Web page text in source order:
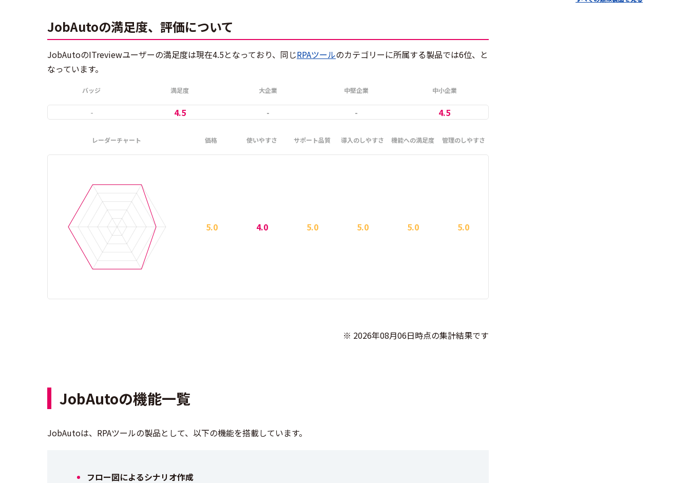
JobAutoの満足度、評価について
JobAutoのITreviewユーザーの満足度は現在4.5となっており、同じRPAツールのカテゴリーに所属する製品では6位、と
なっています。
バッジ 満足度 大企業 中堅企業 中小企業
- 4.5 - - 4.5
レーダーチャート 価格 使いやすさ サポート品質 導入のしやすさ 機能への満足度 管理のしやすさ
5.0 4.0 5.0 5.0 5.0 5.0
JobAutoの機能一覧
JobAutoは、RPAツールの製品として、以下の機能を搭載しています。
フロー図によるシナリオ作成